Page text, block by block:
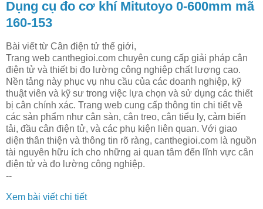
Dụng cụ đo cơ khí Mitutoyo 0-600mm mã
160-153
Bài viết từ Cân điện tử thế giới,
Trang web canthegioi.com chuyên cung cấp giải pháp cân
điện tử và thiết bị đo lường công nghiệp chất lượng cao.
Nền tảng này phục vụ nhu cầu của các doanh nghiệp, kỹ
thuật viên và kỹ sư trong việc lựa chọn và sử dụng các thiết
bị cân chính xác. Trang web cung cấp thông tin chi tiết về
các sản phẩm như cân sàn, cân treo, cân tiểu ly, cảm biến
tải, đầu cân điện tử, và các phụ kiện liên quan. Với giao
diện thân thiện và thông tin rõ ràng, canthegioi.com là nguồn
tài nguyên hữu ích cho những ai quan tâm đến lĩnh vực cân
điện tử và đo lường công nghiệp.
--
Xem bài viết chi tiết